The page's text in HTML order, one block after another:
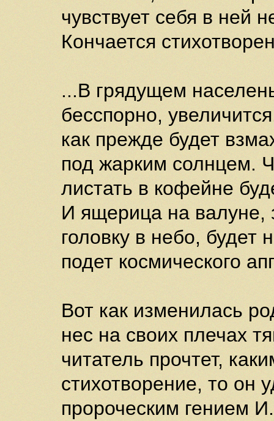
чувствует себя в ней
Кончается
...В грядущем
бесспорно,
как прежде будет
под жарким солнцем.
листать в кофейне
И ящерица на валуне,
головку в небо, будет
подет космического
Вот как изменилась
нес на своих плечах
читатель прочтет,
стихотворение, то он
пророческим гением